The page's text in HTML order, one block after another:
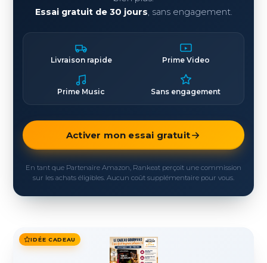
Essai gratuit de 30 jours, sans engagement.
Livraison rapide Prime Video
Prime Music Sans engagement
Activer mon essai gratuit
En tant que Partenaire Amazon, Rankeat perçoit une commission
sur les achats éligibles. Aucun coût supplémentaire pour vous.
IDÉE CADEAU